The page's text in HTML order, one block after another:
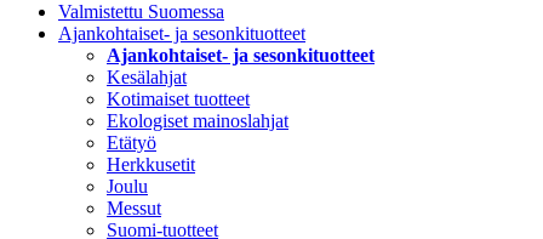
Valmistettu Suomessa
Ajankohtaiset- ja sesonkituotteet
Ajankohtaiset- ja sesonkituotteet
Kesälahjat
Kotimaiset tuotteet
Ekologiset mainoslahjat
Etätyö
Herkkusetit
Joulu
Messut
Suomi-tuotteet